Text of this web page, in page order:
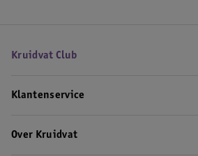
Kruidvat Club
Klantenservice
Over Kruidvat